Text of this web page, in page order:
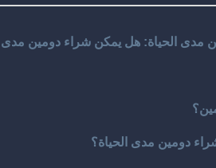
مدى الحياة: هل يمكن شراء دومين مدى
دومين مدى الحياة؟